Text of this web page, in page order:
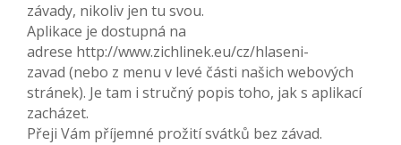
závady, nikoliv jen tu svou.
Aplikace je dostupná na
adrese http://www.zichlinek.eu/cz/hlaseni-
zavad (nebo z menu v levé části našich webových
stránek). Je tam i stručný popis toho, jak s aplikací
zacházet.
Přeji Vám příjemné prožití svátků bez závad.